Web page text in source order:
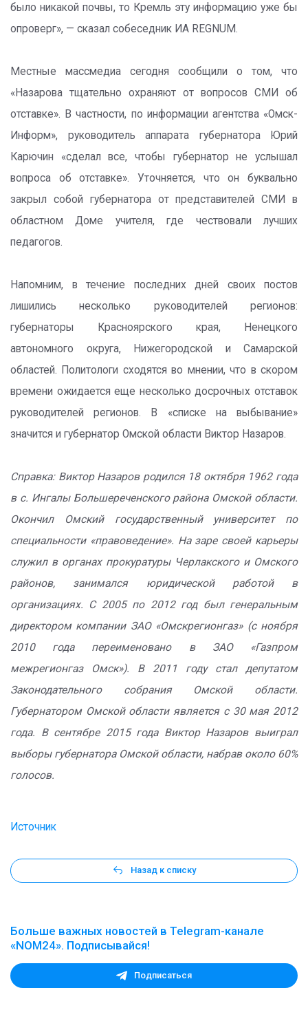
было никакой почвы, то Кремль эту информацию уже бы
опроверг», — сказал собеседник ИА REGNUM.
Местные массмедиа сегодня сообщили о том, что
«Назарова тщательно охраняют от вопросов СМИ об
отставке». В частности, по информации агентства «Омск-
Информ», руководитель аппарата губернатора Юрий
Карючин «сделал все, чтобы губернатор не услышал
вопроса об отставке». Уточняется, что он буквально
закрыл собой губернатора от представителей СМИ в
областном Доме учителя, где чествовали лучших
педагогов.
Напомним, в течение последних дней своих постов
лишились несколько руководителей регионов:
губернаторы Красноярского края, Ненецкого
автономного округа, Нижегородской и Самарской
областей. Политологи сходятся во мнении, что в скором
времени ожидается еще несколько досрочных отставок
руководителей регионов. В «списке на выбывание»
значится и губернатор Омской области Виктор Назаров.
Справка: Виктор Назаров родился 18 октября 1962 года
в с. Ингалы Большереченского района Омской области.
Окончил Омский государственный университет по
специальности «правоведение». На заре своей карьеры
служил в органах прокуратуры Черлакского и Омского
районов, занимался юридической работой в
организациях. С 2005 по 2012 год был генеральным
директором компании ЗАО «Омскрегионгаз» (с ноября
2010 года переименовано в ЗАО «Газпром
межрегионгаз Омск»). В 2011 году стал депутатом
Законодательного собрания Омской области.
Губернатором Омской области является с 30 мая 2012
года. В сентябре 2015 года Виктор Назаров выиграл
выборы губернатора Омской области, набрав около 60%
голосов.
Источник
Назад к списку
Больше важных новостей в Telegram-канале
«NOM24». Подписывайся!
Подписаться